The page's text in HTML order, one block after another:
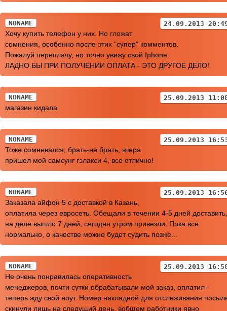
NONAME 24.09.2013
Хочу купить телефон у них. Но гложат
сомнения, особенно после этих "супер" комментов.
Пожалуй переплачу, но точно увижу свой Iphone.
ЛАДНО БЫ ПРИ ПОЛУЧЕНИИ ОПЛАТА - ЭТО ДРУГОЕ ДЕЛО!
NONAME 25.09.2013
магазин кидала
NONAME 25.09.2013
Тоже сомневался, брать-не брать, вчера
пришел мой самсунг гэлакси 4, все отлично!
NONAME 25.09.2013
Заказала айфон 5 с доставкой в Казань,
оплатила через евросеть. Обещали в течении 4-5 дней доставить,
на деле вышло 7 дней, сегодня утром привезли. Пока все
нормально, о качестве можно будет судить позже...
NONAME 25.09.2013
Не очень понравилась оперативность
менеджеров, почти сутки обрабатывали мой заказ, оплатил -
теперь жду свой ноут. Номер накладной для отслеживания
скинули лишь на следущий день, вобщем работники явно